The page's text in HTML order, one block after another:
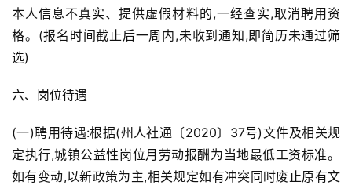
本人信息不真实、提供虚假材料的,一经查实,取消聘用资
格。(报名时间截止后一周内,未收到通知,即简历未通过筛
选)
六、岗位待遇
(一)聘用待遇:根据(州人社通〔2020〕37号)文件及相关规
定执行,城镇公益性岗位月劳动报酬为当地最低工资标准。
如有变动,以新政策为主,相关规定如有冲突同时废止原有文